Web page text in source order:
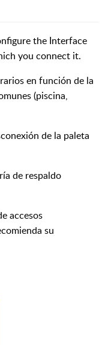
the Interface
you connect it.
en función de la
(piscina,
de la paleta
de respaldo
accesos
su